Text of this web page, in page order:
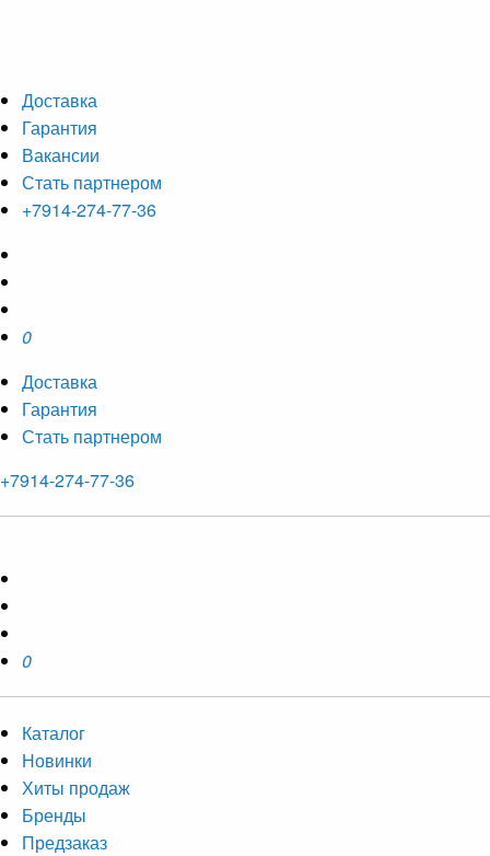
Доставка
Гарантия
Вакансии
Стать партнером
+7914-274-77-36
0
Доставка
Гарантия
Стать партнером
+7914-274-77-36
0
Каталог
Новинки
Хиты продаж
Бренды
Предзаказ